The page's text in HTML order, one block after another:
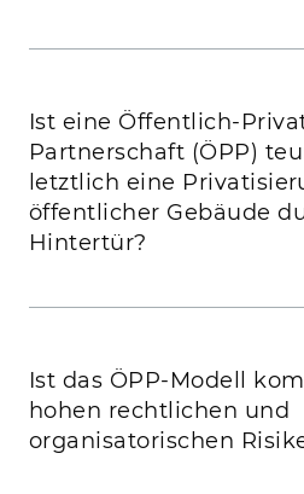
Ist eine Öffentlich-
Partnerschaft (ÖPP)
letztlich eine
öffentlicher Gebäude
Hintertür?
Ist das ÖPP-Modell
hohen rechtlichen und
organisatorischen